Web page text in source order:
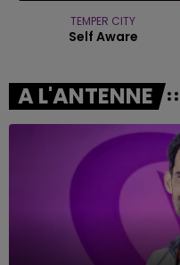
TEMPER CITY
Self Aware
A L'ANTENNE